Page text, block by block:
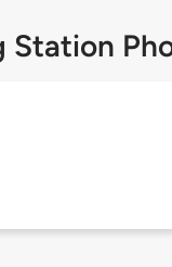
Station